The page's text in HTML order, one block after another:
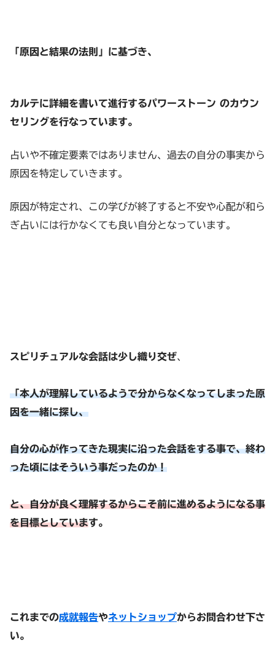
「原因と結果の法則」に基づき、
カルテに詳細を書いて進行するパワーストーン のカウン
セリングを行なっています。
占いや不確定要素ではありません、過去の自分の事実から
原因を特定していきます。
原因が特定され、この学びが終了すると不安や心配が和ら
ぎ占いには行かなくても良い自分となっています。
スピリチュアルな会話は少し織り交ぜ、
「本人が理解しているようで分からなくなってしまった原
因を一緒に探し、
自分の心が作ってきた現実に沿った会話をする事で、終わ
った頃にはそういう事だったのか！
と、自分が良く理解するからこそ前に進めるようになる事
を目標としています。
これまでの成就報告やネットショップからお問合わせ下さ
い。